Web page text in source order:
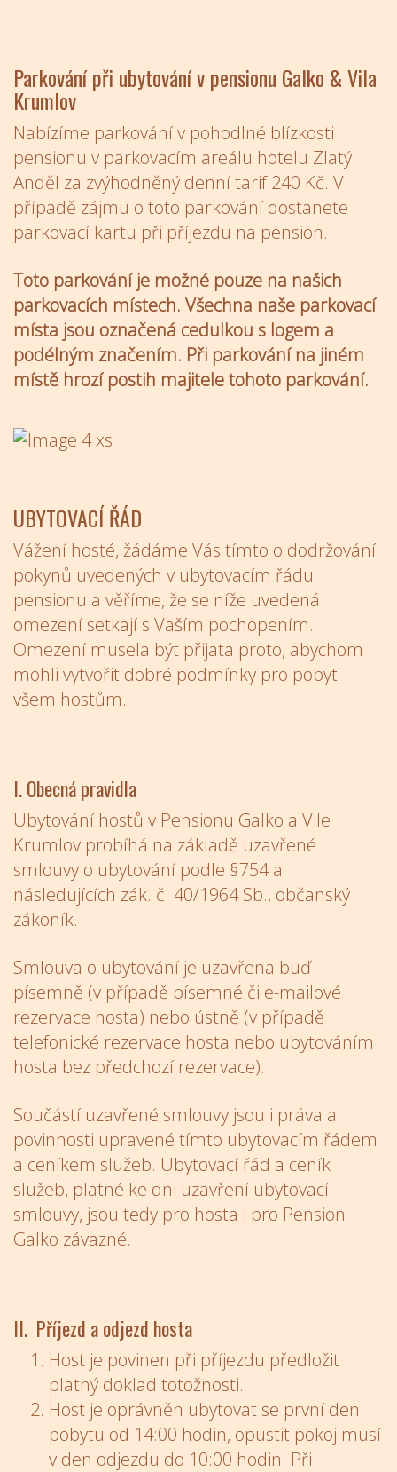
Parkování při ubytování v pensionu Galko & Vila
Krumlov
Nabízíme parkování v pohodlné blízkosti
pensionu v parkovacím areálu hotelu Zlatý
Anděl za zvýhodněný denní tarif 240 Kč. V
případě zájmu o toto parkování dostanete
parkovací kartu při příjezdu na pension.
Toto parkování je možné pouze na našich
parkovacích místech. Všechna naše parkovací
místa jsou označená cedulkou s logem a
podélným značením. Při parkování na jiném
místě hrozí postih majitele tohoto parkování.
UBYTOVACÍ ŘÁD
Vážení hosté, žádáme Vás tímto o dodržování
pokynů uvedených v ubytovacím řádu
pensionu a věříme, že se níže uvedená
omezení setkají s Vaším pochopením.
Omezení musela být přijata proto, abychom
mohli vytvořit dobré podmínky pro pobyt
všem hostům.
I. Obecná pravidla
Ubytování hostů v Pensionu Galko a Vile
Krumlov probíhá na základě uzavřené
smlouvy o ubytování podle §754 a
následujících zák. č. 40/1964 Sb., občanský
zákoník.
Smlouva o ubytování je uzavřena buď
písemně (v případě písemné či e-mailové
rezervace hosta) nebo ústně (v případě
telefonické rezervace hosta nebo ubytováním
hosta bez předchozí rezervace).
Součástí uzavřené smlouvy jsou i práva a
povinnosti upravené tímto ubytovacím řádem
a ceníkem služeb. Ubytovací řád a ceník
služeb, platné ke dni uzavření ubytovací
smlouvy, jsou tedy pro hosta i pro Pension
Galko závazné.
II. Příjezd a odjezd hosta
Host je povinen při příjezdu předložit
platný doklad totožnosti.
Host je oprávněn ubytovat se první den
pobytu od 14:00 hodin, opustit pokoj musí
v den odjezdu do 10:00 hodin. Při